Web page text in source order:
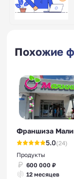
Похожие
Франшиза
5.0(24)
Продукты
600 000 ₽
12 месяцев